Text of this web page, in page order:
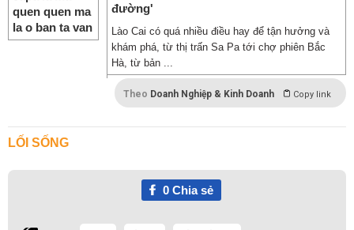
đường'
Lào Cai có quá nhiều điều hay để tận hưởng và
khám phá, từ thị trấn Sa Pa tới chợ phiên Bắc
Hà, từ bản ...
Theo Doanh Nghiệp & Kinh Doanh Copy link
LỐI SỐNG
0Chia sẻ